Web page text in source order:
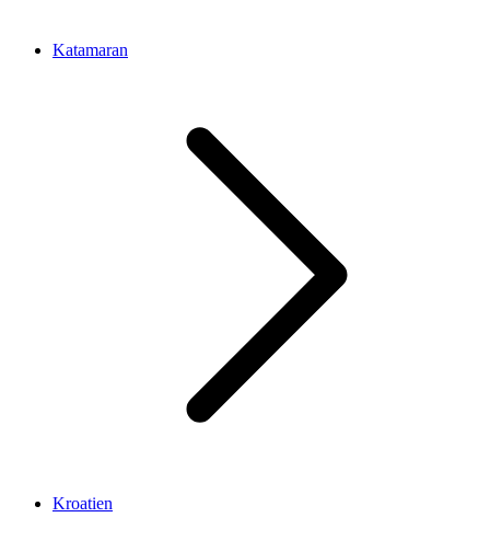
Katamaran
Kroatien